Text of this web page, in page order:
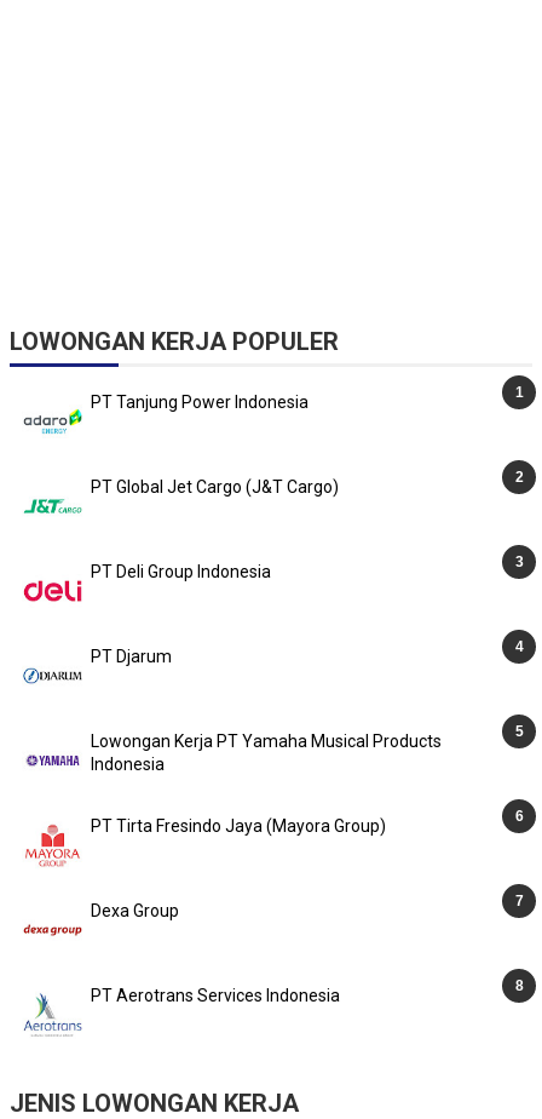
LOWONGAN KERJA POPULER
PT Tanjung Power Indonesia
PT Global Jet Cargo (J&T Cargo)
PT Deli Group Indonesia
PT Djarum
Lowongan Kerja PT Yamaha Musical Products
Indonesia
PT Tirta Fresindo Jaya (Mayora Group)
Dexa Group
PT Aerotrans Services Indonesia
JENIS LOWONGAN KERJA